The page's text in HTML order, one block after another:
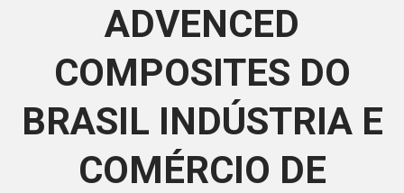
ADVENCED
COMPOSITES DO
BRASIL INDÚSTRIA E
COMÉRCIO DE